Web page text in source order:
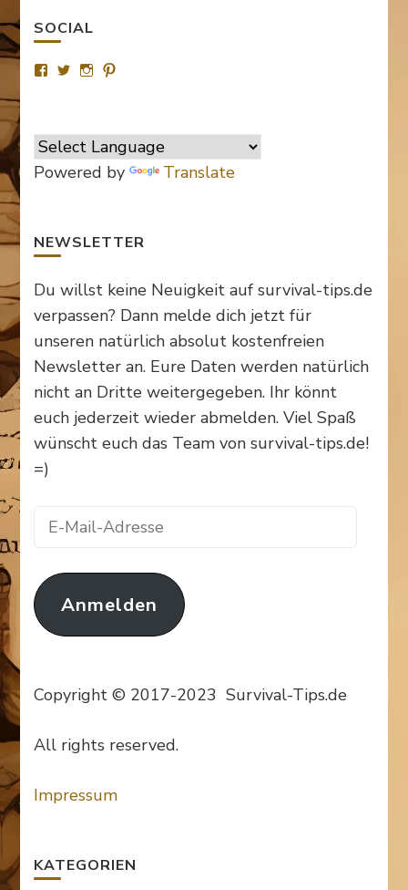
SOCIAL
Profil
anzeigen
Profil
anzeigen
Profil
anzeigen
Pinterest
anzeigen
Powered by Translate
NEWSLETTER
Du willst keine Neuigkeit auf survival-tips.de
verpassen? Dann melde dich jetzt für
unseren natürlich absolut kostenfreien
Newsletter an. Eure Daten werden natürlich
nicht an Dritte weitergegeben. Ihr könnt
euch jederzeit wieder abmelden. Viel Spaß
wünscht euch das Team von survival-tips.de!
=)
E-
Adresse
Anmelden
Copyright © 2017-2023 Survival-Tips.de
All rights reserved.
Impressum
KATEGORIEN